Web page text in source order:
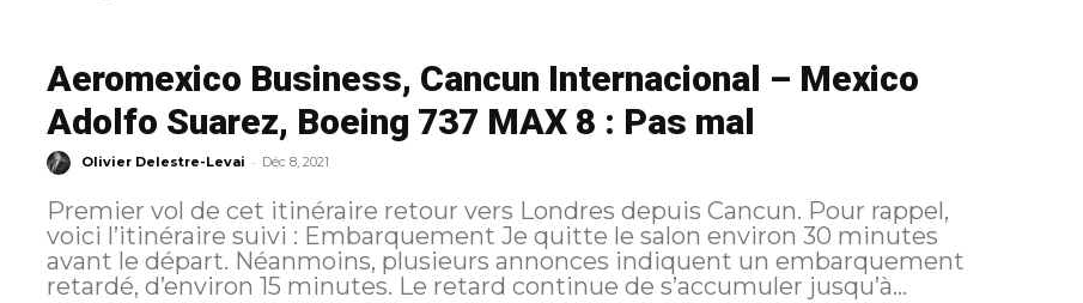
Aeromexico Business, Cancun Internacional – Mexico
Adolfo Suarez, Boeing 737 MAX 8 : Pas mal
Olivier Delestre-Levai - Déc 8, 2021
Premier vol de cet itinéraire retour vers Londres depuis Cancun. Pour rappel,
voici l’itinéraire suivi : Embarquement Je quitte le salon environ 30 minutes
avant le départ. Néanmoins, plusieurs annonces indiquent un embarquement
retardé, d’environ 15 minutes. Le retard continue de s’accumuler jusqu’à...